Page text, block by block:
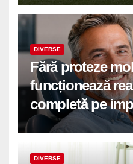
DIVERSE
Fără proteze
funcționează
completă pe
DIVERSE